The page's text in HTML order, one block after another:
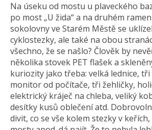
Na úseku od mostu u plaveckého
po most „U žida“ a na druhém
sokolovny ve Starém Městě se
cyklostezky, ale také na obou
všechno, že se našlo? Člověk by
několika stovek PET flašek a
kuriozity jako třeba: velká lednice, tři
monitor od počítače, tři žehličky,
elektrický kráječ na chleba, veliký
desítky kusů oblečení atd.
divit, co se vše kolem stezky v